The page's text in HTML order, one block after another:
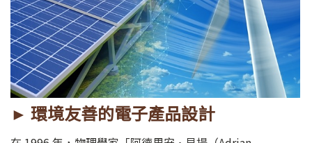
► 環境友善的電子產品設計